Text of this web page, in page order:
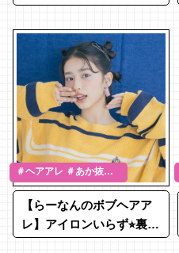
＃ヘアアレ ＃あか抜け
＃谷田ラナ
【らーなんのボブヘアア
レ】アイロンいらず⭐︎裏原